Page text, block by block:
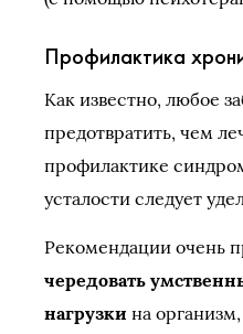
Профилактика
Как известно, любое
предотвратить, чем
профилактике
усталости следует
Рекомендации очень
чередовать
нагрузки на